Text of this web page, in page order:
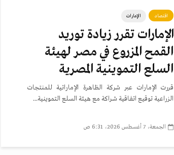
اقتصاد الإمارات
الإمارات تقرر زيادة توريد
القمح المزروع في مصر لهيئة
السلع التموينية المصرية
قررت الإمارات عبر شركة الظاهرة الإماراتية للمنتجات
الزراعية توقيع اتفاقية شراكة مع هيئة السلع التموينية...
الجمعة، 7 أغسطس 2026، 6:31 ص